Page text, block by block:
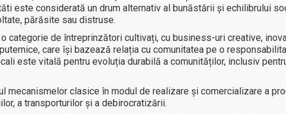
este considerată un drum alternativ al bunăstării şi echilibrului
părăsite sau distruse.
categorie de întreprinzători cultivați, cu business-uri creative,
care își bazează relația cu comunitatea pe o
este vitală pentru evoluția durabilă a comunităților, inclusiv
mecanismelor clasice în modul de realizare și comercializare a
a transporturilor și a debirocratizării.